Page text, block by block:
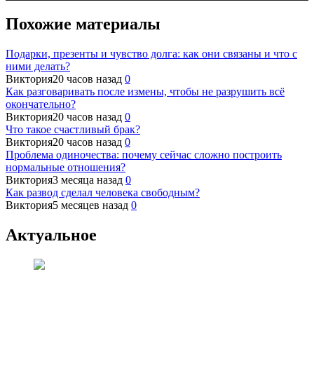
Похожие материалы
Подарки, презенты и чувство долга: как они связаны и что с
ними делать?
Виктория20 часов назад 0
Как разговаривать после измены, чтобы не разрушить всё
окончательно?
Виктория20 часов назад 0
Что такое счастливый брак?
Виктория20 часов назад 0
Проблема одиночества: почему сейчас сложно построить
нормальные отношения?
Виктория3 месяца назад 0
Как развод сделал человека свободным?
Виктория5 месяцев назад 0
Актуальное